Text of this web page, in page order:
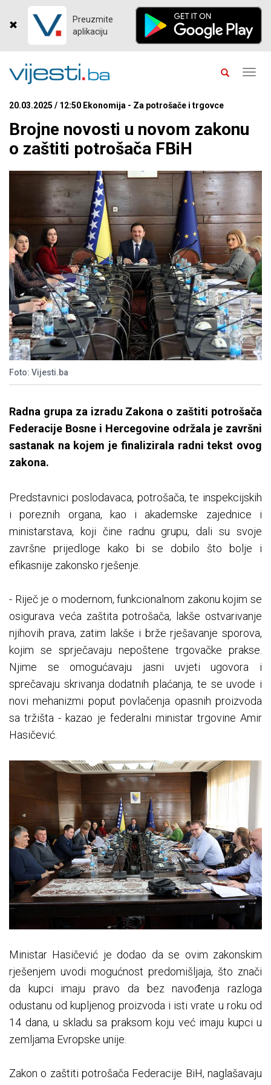
Preuzmite
aplikaciju
20.03.2025 / 12:50 Ekonomija - Za potrošače i trgovce
Brojne novosti u novom zakonu
o zaštiti potrošača FBiH
Foto: Vijesti.ba
​Radna grupa za izradu Zakona o zaštiti potrošača
Federacije Bosne i Hercegovine održala je završni
sastanak na kojem je finalizirala radni tekst ovog
zakona.
​Predstavnici poslodavaca, potrošača, te inspekcijskih
i poreznih organa, kao i akademske zajednice i
ministarstava, koji čine radnu grupu, dali su svoje
završne prijedloge kako bi se dobilo što bolje i
efikasnije zakonsko rješenje.
​- Riječ je o modernom, funkcionalnom zakonu kojim se
osigurava veća zaštita potrošača, lakše ostvarivanje
njihovih prava, zatim lakše i brže rješavanje sporova,
kojim se sprječavaju nepoštene trgovačke prakse.
Njime se omogućavaju jasni uvjeti ugovora i
sprečavaju skrivanja dodatnih plaćanja, te se uvode i
novi mehanizmi poput povlačenja opasnih proizvoda
sa tržišta - kazao je federalni ministar trgovine Amir
Hasičević.
​Ministar Hasičević je dodao da se ovim zakonskim
rješenjem uvodi mogućnost predomišljaja, što znači
da kupci imaju pravo da bez navođenja razloga
odustanu od kupljenog proizvoda i isti vrate u roku od
14 dana, u skladu sa praksom koju već imaju kupci u
zemljama Evropske unije.
​Zakon o zaštiti potrošača Federacije BiH, naglašavaju